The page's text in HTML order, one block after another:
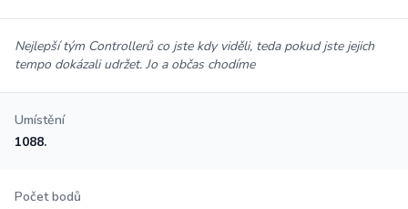
Nejlepší tým Controllerů co jste kdy viděli, teda pokud jste jejich
tempo dokázali udržet. Jo a občas chodíme
Umístění
1088.
Počet bodů